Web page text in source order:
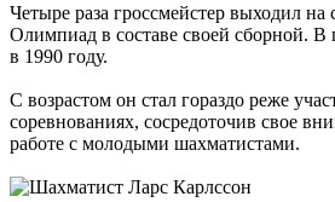
Четыре раза гроссмейстер выходил
Олимпиад в составе своей сборной. В
в 1990 году.
С возрастом он стал гораздо реже
соревнованиях, сосредоточив свое
работе с молодыми шахматистами.